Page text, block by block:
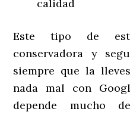
calidad
Este tipo de
conservadora y
siempre que la
nada mal con
depende mucho